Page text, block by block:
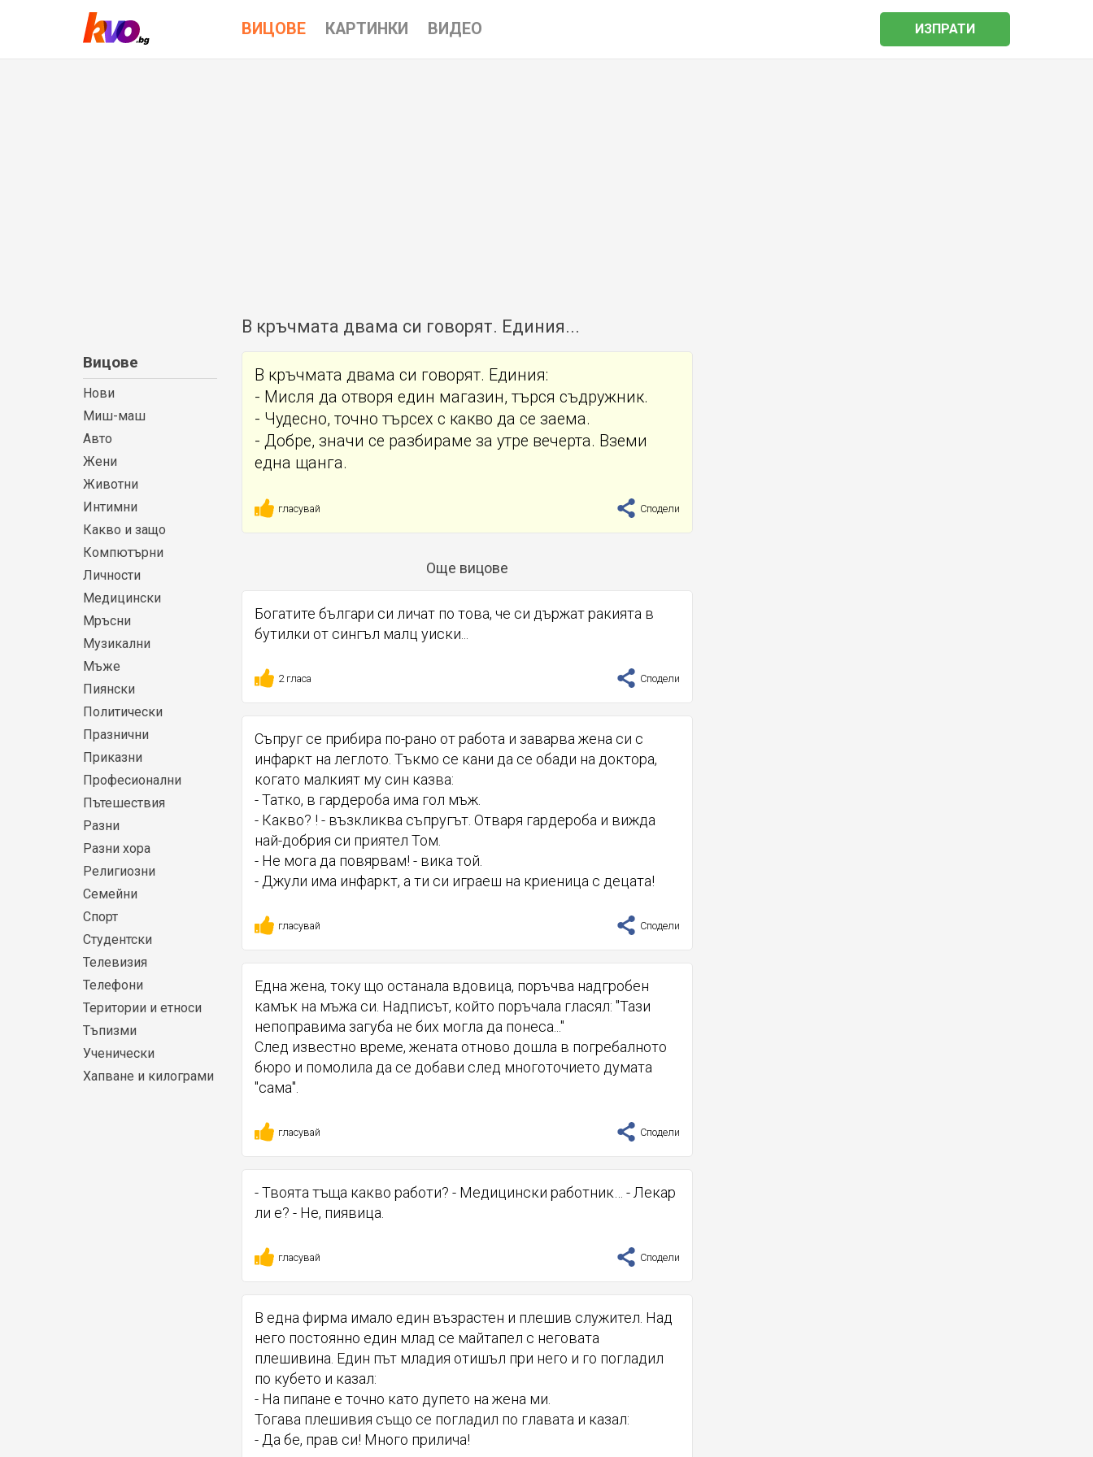
ВИЦОВЕ КАРТИНКИ ВИДЕО ИЗПРАТИ
В кръчмата двама си говорят. Единия...
Вицове
Нови
Миш-маш
Авто
Жени
Животни
Интимни
Какво и защо
Компютърни
Личности
Медицински
Мръсни
Музикални
Мъже
Пиянски
Политически
Празнични
Приказни
Професионални
Пътешествия
Разни
Разни хора
Религиозни
Семейни
Спорт
Студентски
Телевизия
Телефони
Територии и етноси
Тъпизми
Ученически
Хапване и килограми
В кръчмата двама си говорят. Единия:
- Мисля да отворя един магазин, търся съдружник.
- Чудесно, точно търсех с какво да се заема.
- Добре, значи се разбираме за утре вечерта. Вземи
една щанга.
гласувай Сподели
Още вицове
Богатите българи си личат по това, че си държат ракията в
бутилки от сингъл малц уиски...
2 гласа Сподели
Съпруг се прибира по-рано от работа и заварва жена си с
инфаркт на леглото. Тъкмо се кани да се обади на доктора,
когато малкият му син казва:
- Татко, в гардероба има гол мъж.
- Какво? ! - възкликва съпругът. Отваря гардероба и вижда
най-добрия си приятел Том.
- Не мога да повярвам! - вика той.
- Джули има инфаркт, а ти си играеш на криеница с децата!
гласувай Сподели
Една жена, току що останала вдовица, поръчва надгробен
камък на мъжа си. Надписът, който поръчала гласял: "Тази
непоправима загуба не бих могла да понеса..."
След известно време, жената отново дошла в погребалното
бюро и помолила да се добави след многоточието думата
"сама".
гласувай Сподели
- Твоята тъща какво работи? - Медицински работник… - Лекар
ли е? - Не, пиявица.
гласувай Сподели
В една фирма имало един възрастен и плешив служител. Над
него постоянно един млад се майтапел с неговата
плешивина. Един път младия отишъл при него и го погладил
по кубето и казал:
- На пипане е точно като дупето на жена ми.
Тогава плешивия също се погладил по главата и казал:
- Да бе, прав си! Много прилича!